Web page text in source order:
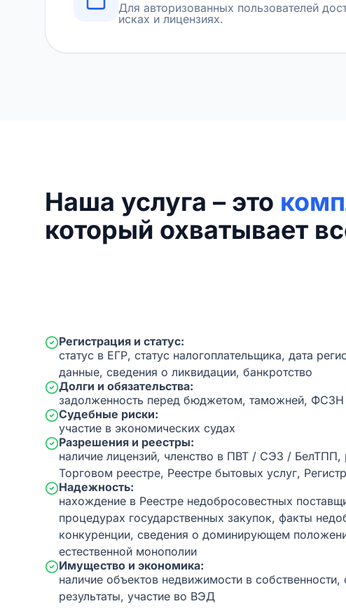
Для авторизованных пользователей
исках и лицензиях.
Наша услуга – это
который охватывает
Регистрация и статус:
статус в ЕГР, статус налогоплательщика, дата
данные, сведения о ликвидации, банкротство
Долги и обязательства:
задолженность перед бюджетом, таможней, ФСЗН
Судебные риски:
участие в экономических судах
Разрешения и реестры:
наличие лицензий, членство в ПВТ / СЭЗ / БелТПП,
Торговом реестре, Реестре бытовых услуг,
Надежность:
нахождение в Реестре недобросовестных
процедурах государственных закупок, факты
конкуренции, сведения о доминирующем
естественной монополии
Имущество и экономика:
наличие объектов недвижимости в
результаты, участие во ВЭД